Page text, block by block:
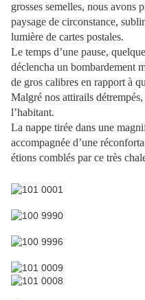
grosses semelles, nous avons
paysage de circonstance,
lumière de cartes postales.
Le temps d’une pause,
déclencha un bombardement
de gros calibres en rapport à
Malgré nos attirails
l’habitant.
La nappe tirée dans une
accompagnée d’une
étions comblés par ce très